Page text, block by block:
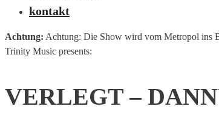
kontakt
Achtung: Achtung: Die Show wird vom Metropol ins
Trinity Music presents:
VERLEGT –